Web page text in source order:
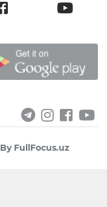
By FullFocus.uz